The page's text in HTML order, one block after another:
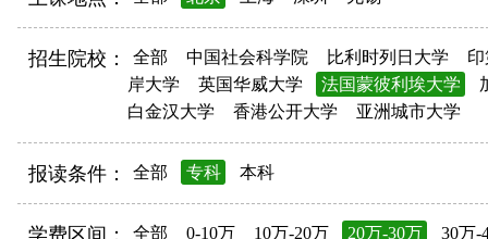
招生院校： 全部 中国社会科学院 比利时列日大学
岸大学
英国华威大学 法国蒙彼利埃大学
白金汉大学
香港公开大学 亚洲城市大学
报读条件： 全部 专科 本科
学费区间： 全部 0-10万 10万-20万 20万-30万 30万-